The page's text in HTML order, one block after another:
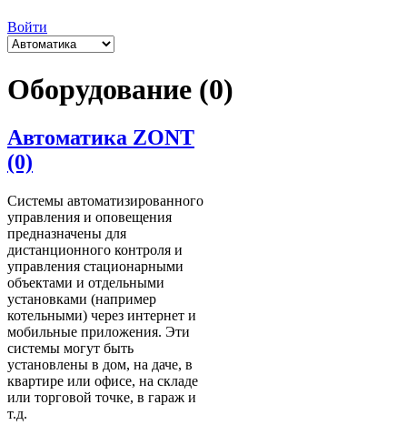
Войти
Оборудование (0)
Автоматика ZONT
(0)
Системы автоматизированного
управления и оповещения
предназначены для
дистанционного контроля и
управления стационарными
объектами и отдельными
установками (например
котельными) через интернет и
мобильные приложения. Эти
системы могут быть
установлены в дом, на даче, в
квартире или офисе, на складе
или торговой точке, в гараж и
т.д.